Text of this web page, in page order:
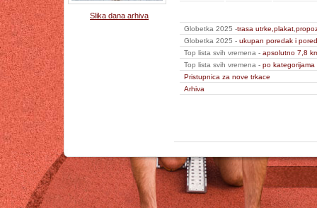
Slika dana arhiva
Globetka 2025 -trasa utrke, plakat,
Globetka 2025 - ukupan poredak i
Top lista svih vremena - apsolutno 7,8
Top lista svih vremena - po kategorijama
Pristupnica za nove trkace
Arhiva